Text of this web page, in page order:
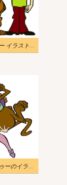
スクービードゥー イラスト png 無料 2
スクービー・ドゥーのイラストをダウンロード